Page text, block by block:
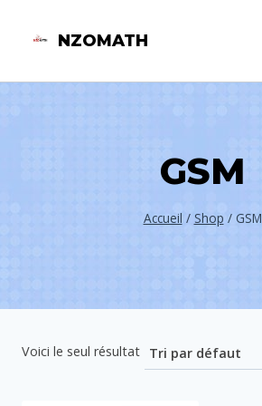
NZOMATH
GSM
Accueil / Shop / GSM
Voici le seul résultat